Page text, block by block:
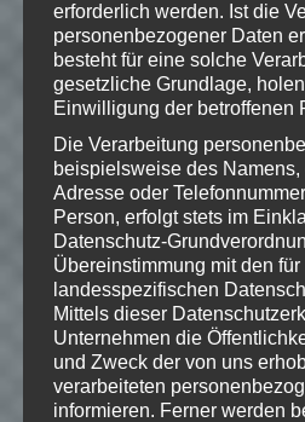
#5 –
VonSpeedyam
15:05 Uhr
#6 –
ND OCD
Von Speedyam
15:05 Uhr
LET'S PLAY »
erforderlich werden. Ist die
personenbezogener Daten
besteht für eine solche
gesetzliche Grundlage,
Einwilligung der betroffenen
Die Verarbeitung
beispielsweise des
Adresse oder
Person, erfolgt stets im
Datenschutz-
Übereinstimmung mit den
landesspezifischen
Mittels dieser
Unternehmen die
und Zweck der von uns
verarbeiteten
informieren. Ferner werden